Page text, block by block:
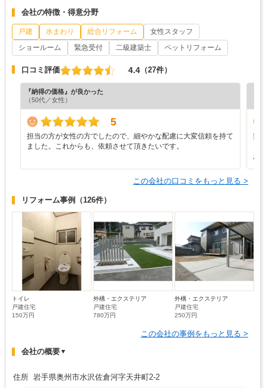
会社の特徴・得意分野
戸建 水まわり 総合リフォーム
女性スタッフ
ショールーム
緊急受付 二級建築士 ペットリフォーム
口コミ評価 4.4 （27件）
『納得の価格』が良かった
（50代／女性）
5
担当の方が女性の方でしたので、細やかな配慮に大変信頼を持て
ました。これからも、依頼させて頂きたいです。
契
お
この会社の口コミをもっと見る >
リフォーム事例 （126件）
トイレ
戸建住宅
150万円
外構・エクステリア
戸建住宅
780万円
外構・エクステリア
戸建住宅
250万円
この会社の事例をもっと見る >
会社の概要▼
住所 岩手県奥州市水沢佐倉河字天井町2-2